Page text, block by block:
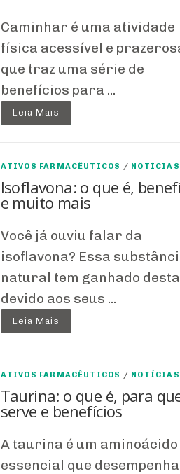
Caminhar é uma atividade
física acessível e
que traz uma série de
benefícios para ...
Leia Mais
ATIVOS FARMACÊUTICOS / NOTÍCIAS
Isoflavona: o que é,
e muito mais
Você já ouviu falar da
isoflavona? Essa
natural tem ganhado
devido aos seus ...
Leia Mais
ATIVOS FARMACÊUTICOS / NOTÍCIAS
Taurina: o que é, para
serve e benefícios
A taurina é um aminoácido
essencial que desempenha